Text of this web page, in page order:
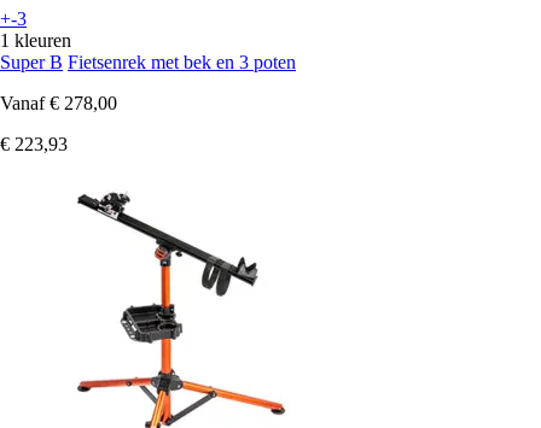
+-3
1 kleuren
Super B Fietsenrek met bek en 3 poten
Vanaf € 278,00
€ 223,93